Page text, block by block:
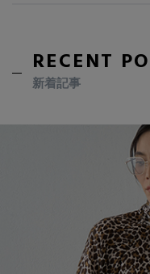
RECENT
新着記事